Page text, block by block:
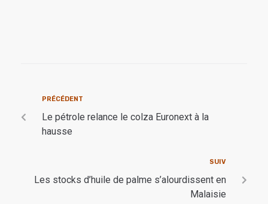
PRÉCÉDENT
Le pétrole relance le colza Euronext à la
hausse
SUIV
Les stocks d’huile de palme s’alourdissent en
Malaisie